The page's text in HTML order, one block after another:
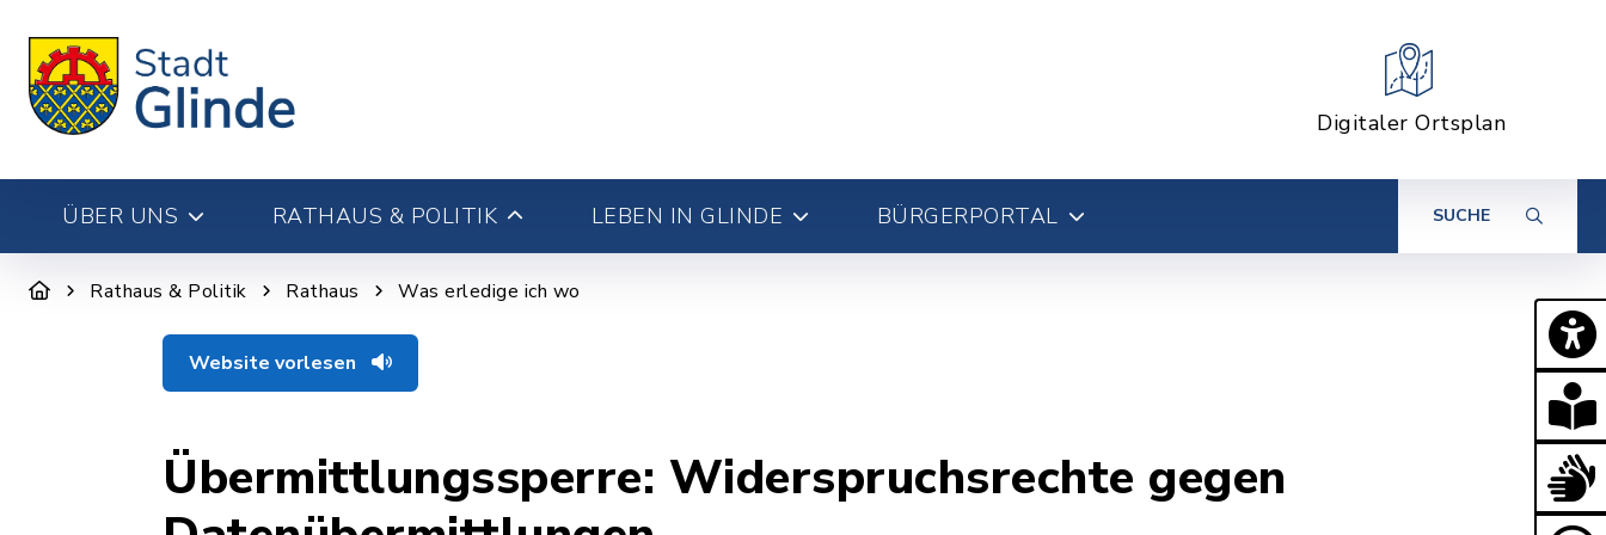
Digitaler Ortsplan
ÜBER UNS RATHAUS & POLITIK LEBEN IN GLINDE BÜRGERPORTAL SUCHE
Rathaus & Politik Rathaus Was erledige ich wo
Website vorlesen
Übermittlungssperre: Widerspruchsrechte gegen